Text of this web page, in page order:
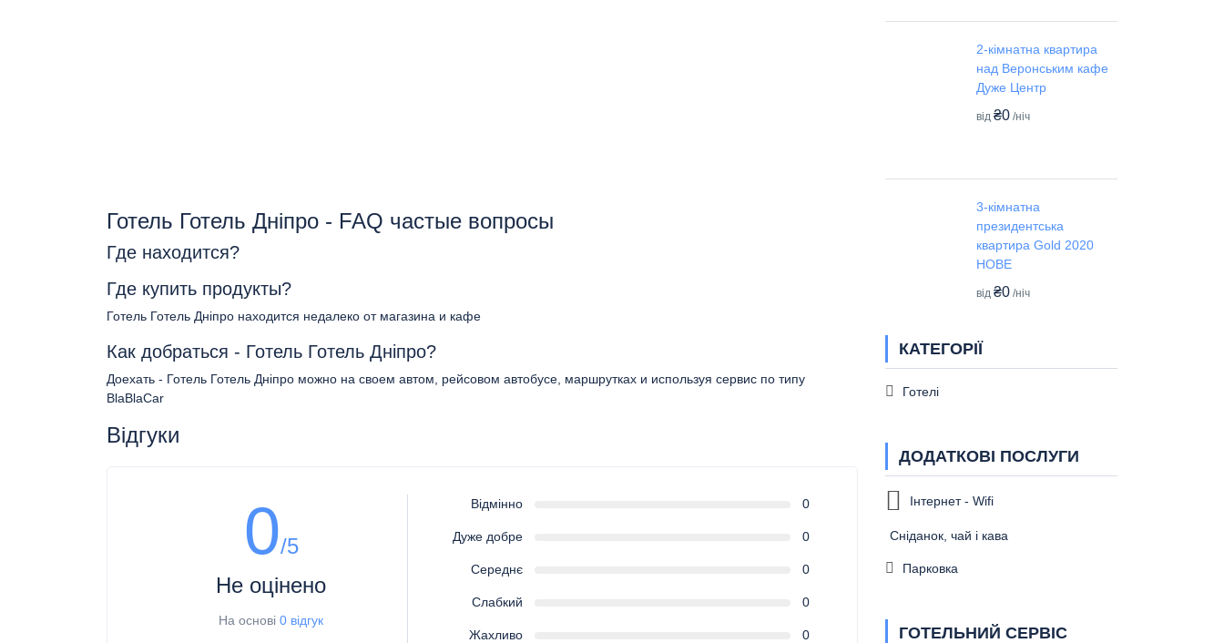
Готель Готель Дніпро - FAQ частые вопросы
Где находится?
Где купить продукты?
Готель Готель Дніпро находится недалеко от магазина и кафе
Как добраться - Готель Готель Дніпро?
Доехать - Готель Готель Дніпро можно на своем автом, рейсовом автобусе, маршрутках и используя сервис по типу
BlaBlaCar
Відгуки
0/5
Не оцінено
На основі0 відгук
Відмінно 0
Дуже добре 0
Середнє 0
Слабкий 0
Жахливо 0
2-кімнатна квартира
над Веронським кафе
Дуже Центр
від ₴0 /ніч
3-кімнатна
президентська
квартира Gold 2020
НОВЕ
від ₴0 /ніч
КАТЕГОРІЇ
Готелі
ДОДАТКОВІ ПОСЛУГИ
Інтернет - Wifi
Сніданок, чай і кава
Парковка
ГОТЕЛЬНИЙ СЕРВІС